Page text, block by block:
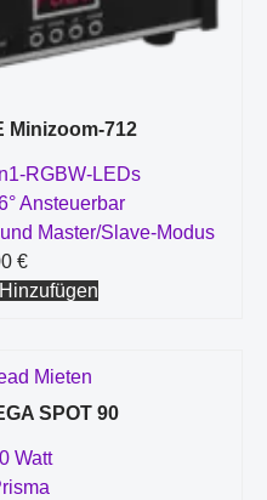
Minizoom-712
RGBW-LEDs
Ansteuerbar
Master/Slave-Modus
€
SPOT 90
Watt